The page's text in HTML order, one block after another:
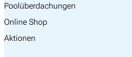
Poolüberdachungen
Online Shop
Aktionen